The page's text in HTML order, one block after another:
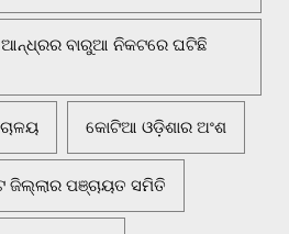
ଆନ୍ଧ୍ରର ବାରୁଆ ନିକଟରେ ଘଟିଛି
କୋଟିଆ ଓଡ଼ିଶାର ଅଂଶ
ଜିଲ୍ଲାର ପଞ୍ଚାୟତ ସମିତି